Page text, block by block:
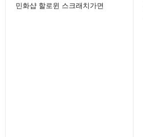
민화샵 할로윈 스크래치가면